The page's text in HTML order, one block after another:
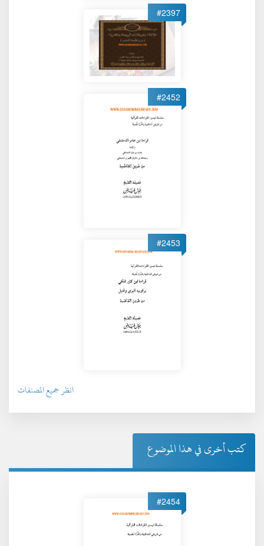
#2397
#2452
#2453
انظر جميع المصنفات
كتب أخرى في هذا الموضوع
#2454